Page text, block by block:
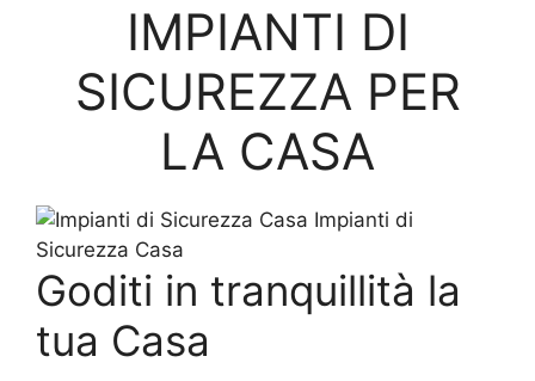
IMPIANTI DI
SICUREZZA PER
LA CASA
Impianti di
Sicurezza Casa
Goditi in tranquillità la
tua Casa